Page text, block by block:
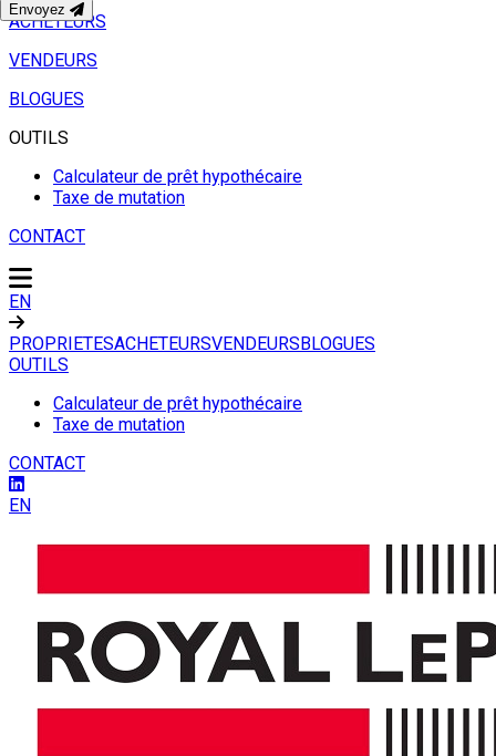
ACHETEURS
VENDEURS
BLOGUES
OUTILS
Calculateur de prêt hypothécaire
Taxe de mutation
CONTACT
EN
PROPRIETESACHETEURSVENDEURSBLOGUES
OUTILS
Calculateur de prêt hypothécaire
Taxe de mutation
CONTACT
EN
Envoyez